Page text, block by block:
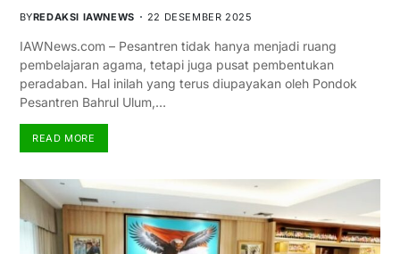
BYREDAKSI IAWNEWS 22 DESEMBER 2025
IAWNews.com – Pesantren tidak hanya menjadi ruang
pembelajaran agama, tetapi juga pusat pembentukan
peradaban. Hal inilah yang terus diupayakan oleh Pondok
Pesantren Bahrul Ulum,…
READ MORE